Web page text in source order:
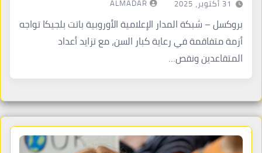
31 أكتوبر، 2025 ALMADAR
بروكسل – شبكة المدار الإعلامية الأوروبية باتت بلجيكا تواجه
أزمة متفاقمة في رعاية كبار السن، مع تزايد أعداد
المتقاعدين ونقص…